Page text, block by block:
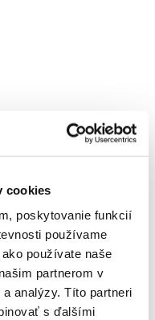
cookies
poskytovanie funkcií
používame
používate naše
partnerom v
analýzy. Títo partneri
s ďalšími
VARIANT
VARIANT